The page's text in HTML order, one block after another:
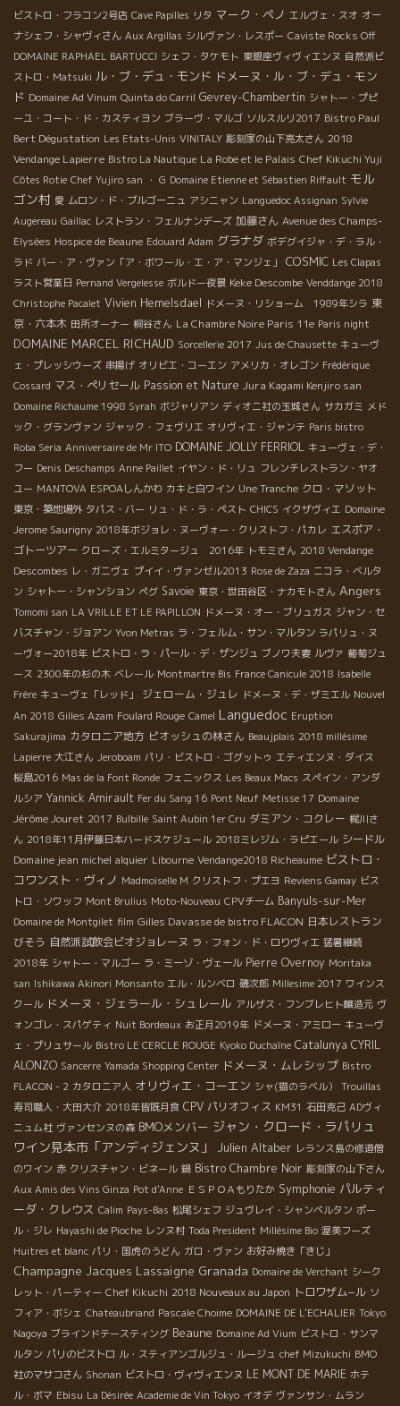
ビストロ・フラコン2号店 Cave Papilles リタ マーク・ペノ エルヴェ・スオ オー
ナシェフ・シャヴィさん Aux Argillas シルヴァン・レスポー Caviste Rocks Off
DOMAINE RAPHAEL BARTUCCI シェフ・タケモト 東銀座ヴィヴィエンヌ 自然派ビ
ストロ・Matsuki ル・ブ・デュ・モンド ドメーヌ・ル・ブ・デュ・モン
ド Domaine Ad Vinum Quinta do Carril Gevrey-Chambertin シャトー・プピ
ーユ・コート・ド・カスティヨン ブラーヴ・マルゴ ソルスルリ2017 Bistro Paul
Bert Dégustation Les Etats-Unis VINITALY 彫刻家の山下亮太さん 2018
Vendange Lapierre Bistro La Nautique La Robe et le Palais Chef Kikuchi Yuji
Côtes Rotie Chef Yujiro san ・ G Domaine Etienne et Sébastien Riffault モル
ゴン村 愛 ムロン・ド・ブルゴーニュ アシニャン Languedoc Assignan Sylvie
Augereau Gaillac レストラン・フェルナンデーズ 加藤さん Avenue des Champs-
Elysées Hospice de Beaune Edouard Adam グラナダ ボデグイジャ・デ・ラル・
ラド バー・ア・ヴァン「ア・ボワール・エ・ア・マンジェ」 COSMIC Les Clapas
ラスト営業日 Pernand Vergelesse ボルドー夜景 Keke Descombe Venddange 2018
Christophe Pacalet Vivien Hemelsdael ドメーヌ・リショーム 1989年シラ 東
京・六本木 田所オーナー 桐谷さん La Chambre Noire Paris 11e Paris night
DOMAINE MARCEL RICHAUD Sorcellerie 2017 Jus de Chausette キューヴ
ェ・プレッシウーズ 串揚げ オリビエ・コーエン アメリカ・オレゴン Frédérique
Cossard マス・ぺリセール Passion et Nature Jura Kagami Kenjiro san
Domaine Richaume 1998 Syrah ボジャリアン ディオニ社の玉城さん サカガミ メド
ック・グランヴァン ジャック・フェヴリエ オリヴィエ・ジャンテ Paris bistro
Roba Seria Anniversaire de Mr ITO DOMAINE JOLLY FERRIOL キューヴェ・デ・
フー Denis Deschamps Anne Paillet イヤン・ド・リュ フレンチレストラン・ヤオ
ユー MANTOVA ESPOAしんかわ カキと白ワイン Une Tranche クロ・マソット
東京・築地場外 タパス・バー リュ・ド・ラ・ペスト CHICS イクザヴィエ Domaine
Jerome Saurigny 2018年ボジョレ・ヌーヴォー・クリストフ・パカレ エスポア・
ゴトーツアー クローズ・エルミタージュ 2016年 トモミさん 2018 Vendange
Descombes レ・ガニヴェ プイイ・ヴァンゼル2013 Rose de Zaza ニコラ・ベルタ
ン シャトー・シャンション ペグ Savoie 東京・世田谷区・ナカモトさん Angers
Tomomi san LA VRILLE ET LE PAPILLON ドメーヌ・オー・ブリュガス ジャン・セ
バスチャン・ジョアン Yvon Metras ラ・フェルム・サン・マルタン ラパリュ・ヌ
ーヴォー2018年 ビストロ・ラ・パール・デ・ザンジュ ブノワ夫妻 ルヴァ 葡萄ジュ
ース 2300年の杉の木 ベレール Montmartre Bis France Canicule 2018 Isabelle
Frère キューヴェ「レッド」 ジェローム・ジュレ ドメーヌ・デ・ザミエル Nouvel
An 2018 Gilles Azam Foulard Rouge Camel Languedoc Eruption
Sakurajima カタロニア地方 ピオッシュの林さん Beaujplais 2018 millésime
Lapierre 大江さん Jeroboam パリ・ビストロ・ゴグットゥ エティエンヌ・ダイス
桜島2016 Mas de la Font Ronde フェニックス Les Beaux Macs スペイン・アンダ
ルシア Yannick Amirault Fer du Sang 16 Pont Neuf Metisse 17 Domaine
Jérôme Jouret 2017 Bulbille Saint Aubin 1er Cru ダミアン・コクレー 梶川さ
ん 2018年11月伊藤日本ハードスケジュール 2018ミレジム・ラピエール シードル
Domaine jean michel alquier Libourne Vendange2018 Richeaume ビストロ・
コワンスト・ヴィノ Madmoiselle M クリストフ・プエヨ Reviens Gamay ビス
トロ・ソワッフ Mont Brulius Moto-Nouveau CPVチーム Banyuls-sur-Mer
Domaine de Montgilet film Gilles Davasse de bistro FLACON 日本レストラン
びそう 自然派試飲会ビオジョレーヌ ラ・フォン・ド・ロりヴィエ 猛暑継続
2018年 シャトー・マルゴー ラ・ミーゾ・ヴェール Pierre Overnoy Moritaka
san Ishikawa Akinori Monsanto エル・ルンベロ 磯次郎 Millesime 2017 ワインス
クール ドメーヌ・ジェラール・シュレール アルザス・フンブレヒト醸造元 ヴ
ォンゴレ・スパゲティ Nuit Bordeaux お正月2019年 ドメーヌ・アミロー キューヴ
ェ・プリュサール Bistro LE CERCLE ROUGE Kyoko Duchaîne Catalunya CYRIL
ALONZO Sancerre Yamada Shopping Center ドメーヌ・ムレシップ Bistro
FLACON - 2 カタロニア人 オリヴィエ・コーエン シャ(猫のラベル）
Trouillas
寿司職人・大田大介 2018年皆既月食 CPV パリオフィス KM31 石田克己 ADヴィ
ニュム社 ヴァンセンヌの森 BMOメンバー ジャン・クロード・ラパリュ
ワイン見本市「アンディジェンヌ」
Julien Altaber レランス島の修道僧
のワイン 赤 クリスチャン・ビネール 鍋 Bistro Chambre Noir 彫刻家の山下さん
Aux Amis des Vins Ginza Pot d'Anne ＥＳＰＯＡもりたか Symphonie パルティ
ーダ・クレウス Calim Pays-Bas 松尾シェフ ジュヴレイ・シャンベルタン ポー
ル・ジレ Hayashi de Pioche レンヌ村 Toda President Millésime Bio 渥美フーズ
Huitres et blanc パリ・国虎のうどん ガロ・ヴァン お好み焼き「きじ」
Champagne Jacques Lassaigne Granada Domaine de Verchant シーク
レット・パーティー Chef Kikuchi 2018 Nouveaux au Japon トロワザム−ル ソ
フィア・ボシェ Chateaubriand Pascale Choime DOMAINE DE L'ECHALIER Tokyo
Nagoya ブラインドテースティング Beaune Domaine Ad Vium ビストロ・サンマ
ルタン パリのビストロ ル・スティアンゴルジュ・ルージュ chef Mizukuchi BMO
社のマサコさん Shonan ビストロ・ヴィヴィエンヌ LE MONT DE MARIE ホテ
ル・ボマ Ebisu La Désirée Academie de Vin Tokyo イオデ ヴァンサン・ムラン